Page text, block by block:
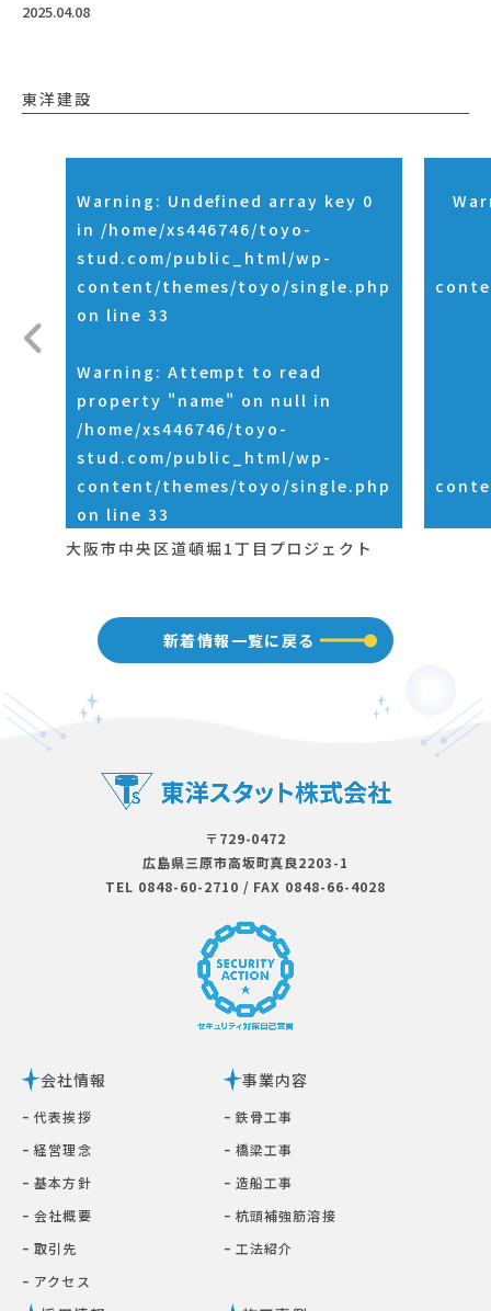
2025.04.08
東洋建設
Warning : Undefined array key 0
in /home/xs446746/toyo-
stud.com/public_html/wp-
content/themes/toyo/single.php
on line 33
Warning : Attempt to read
property "name" on null in
/home/xs446746/toyo-
stud.com/public_html/wp-
content/themes/toyo/single.php
on line 33
大阪市中央区道頓堀1丁目プロジェクト
新着情報一覧に戻る
〒729-0472
広島県三原市⾼坂町真良2203-1
TEL 0848-60-2710 / FAX 0848-66-4028
会社情報
ｰ 代表挨拶
ｰ 経営理念
ｰ 基本⽅針
ｰ 会社概要
ｰ 取引先
ｰ アクセス
事業内容
ｰ 鉄⾻⼯事
ｰ 橋梁⼯事
ｰ 造船工事
ｰ 杭頭補強筋溶接
ｰ ⼯法紹介